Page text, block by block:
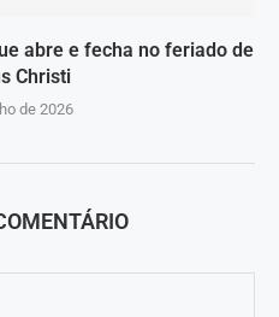
abre e fecha no feriado de
Christi
de 2026